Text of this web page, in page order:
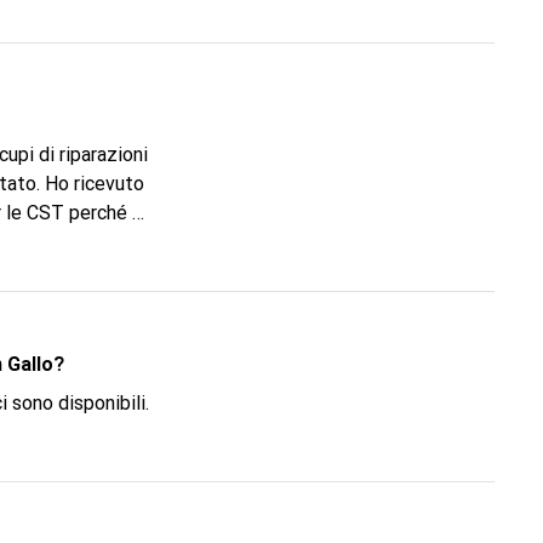
a mantenere
CST perché si
Ho pagato i
ho dovuto
arrabbio un po'
Gallo?
sono disponibili.